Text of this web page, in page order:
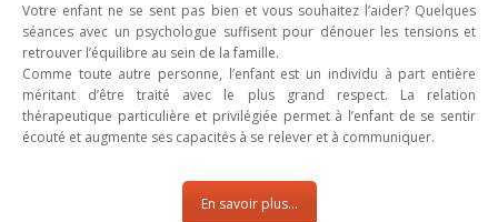
Votre enfant ne se sent pas bien et vous souhaitez l’aider? Quelques
séances avec un psychologue suffisent pour dénouer les tensions et
retrouver l’équilibre au sein de la famille.
Comme toute autre personne, l’enfant est un individu à part entière
méritant d’être traité avec le plus grand respect. La relation
thérapeutique particulière et privilégiée permet à l’enfant de se sentir
écouté et augmente ses capacités à se relever et à communiquer.
En savoir plus...